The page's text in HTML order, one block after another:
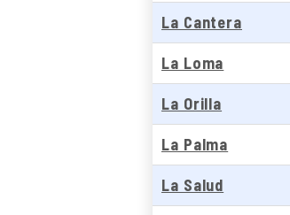
La Cantera
La Loma
La Orilla
La Palma
La Salud